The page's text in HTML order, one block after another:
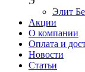
Элит
Акции
О компании
Оплата и
Новости
Статьи